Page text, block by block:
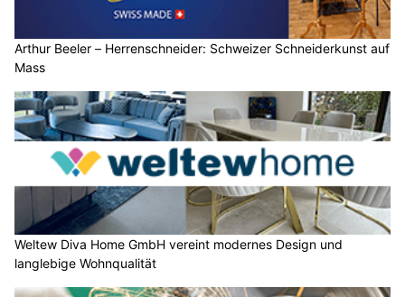
Arthur Beeler – Herrenschneider: Schweizer Schneiderkunst auf
Mass
Weltew Diva Home GmbH vereint modernes Design und
langlebige Wohnqualität